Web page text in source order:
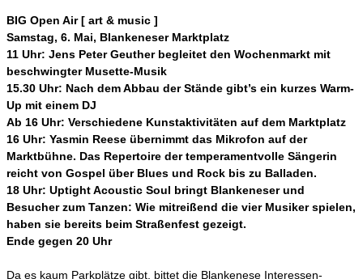
BIG Open Air [ art & music ]
Samstag, 6. Mai, Blankeneser Marktplatz
11 Uhr: Jens Peter Geuther begleitet den Wochenmarkt mit
beschwingter Musette-Musik
15.30 Uhr: Nach dem Abbau der Stände gibt’s ein kurzes Warm-
Up mit einem DJ
Ab 16 Uhr: Verschiedene Kunstaktivitäten auf dem Marktplatz
16 Uhr: Yasmin Reese übernimmt das Mikrofon auf der
Marktbühne. Das Repertoire der temperamentvolle Sängerin
reicht von Gospel über Blues und Rock bis zu Balladen.
18 Uhr: Uptight Acoustic Soul bringt Blankeneser und
Besucher zum Tanzen: Wie mitreißend die vier Musiker spielen,
haben sie bereits beim Straßenfest gezeigt.
Ende gegen 20 Uhr
Da es kaum Parkplätze gibt, bittet die Blankenese Interessen-